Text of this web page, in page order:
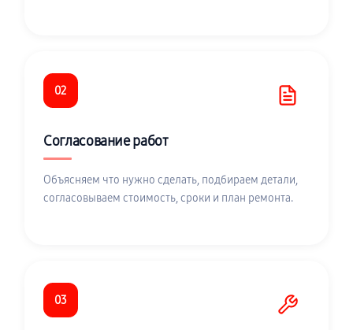
02
Согласование работ
Объясняем что нужно сделать, подбираем детали,
согласовываем стоимость, сроки и план ремонта.
03